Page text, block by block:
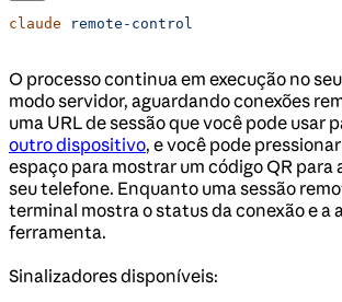
claude remote-control
O processo continua em execução no
modo servidor, aguardando conexões
uma URL de sessão que você pode usar
outro dispositivo, e você pode
espaço para mostrar um código QR para
seu telefone. Enquanto uma sessão
terminal mostra o status da conexão e a
ferramenta.
Sinalizadores disponíveis: